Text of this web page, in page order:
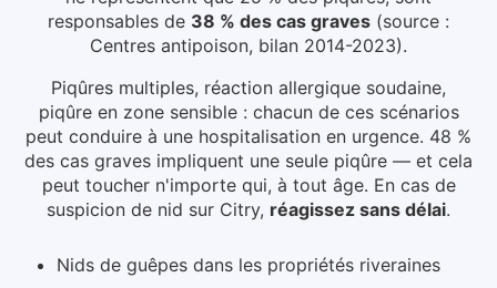
responsables de 38 % des cas graves (source :
Centres antipoison, bilan 2014-2023).
Piqûres multiples, réaction allergique soudaine,
piqûre en zone sensible : chacun de ces scénarios
peut conduire à une hospitalisation en urgence. 48 %
des cas graves impliquent une seule piqûre — et cela
peut toucher n'importe qui, à tout âge. En cas de
suspicion de nid sur Citry, réagissez sans délai.
Nids de guêpes dans les propriétés riveraines